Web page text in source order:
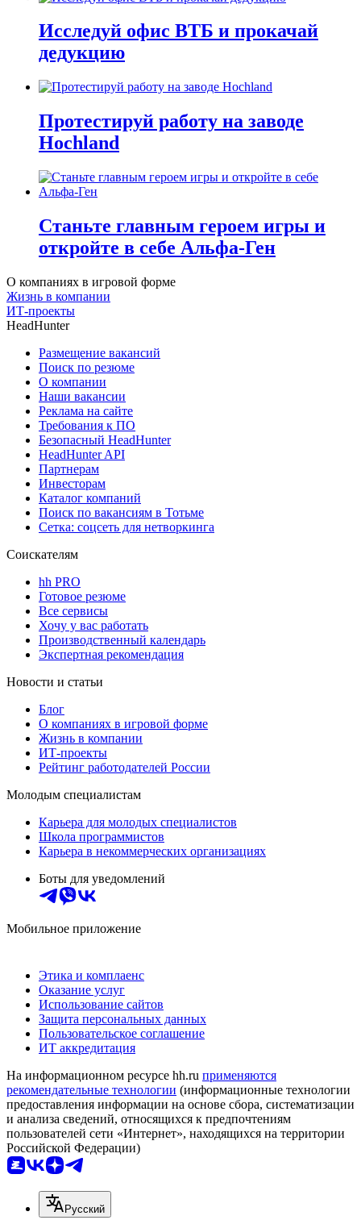
Исследуй офис ВТБ и прокачай
дедукцию
Протестируй работу на заводе
Hochland
Станьте главным героем игры и
откройте в себе Альфа-Ген
О компаниях в игровой форме
Жизнь в компании
ИТ-проекты
HeadHunter
Размещение вакансий
Поиск по резюме
О компании
Наши вакансии
Реклама на сайте
Требования к ПО
Безопасный HeadHunter
HeadHunter API
Партнерам
Инвесторам
Каталог компаний
Поиск по вакансиям в Тотьме
Сетка: соцсеть для нетворкинга
Соискателям
hh PRO
Готовое резюме
Все сервисы
Хочу у вас работать
Производственный календарь
Экспертная рекомендация
Новости и статьи
Блог
О компаниях в игровой форме
Жизнь в компании
ИТ-проекты
Рейтинг работодателей России
Молодым специалистам
Карьера для молодых специалистов
Школа программистов
Карьера в некоммерческих организациях
Боты для уведомлений
Мобильное приложение
Этика и комплаенс
Оказание услуг
Использование сайтов
Защита персональных данных
Пользовательское соглашение
ИТ аккредитация
На информационном ресурсе hh.ru применяются
рекомендательные технологии (информационные технологии
предоставления информации на основе сбора, систематизации
и анализа сведений, относящихся к предпочтениям
пользователей сети «Интернет», находящихся на территории
Российской Федерации)
Русский